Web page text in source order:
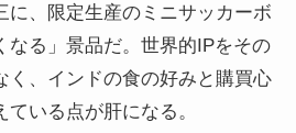
に、限定生産のミニサッカーボ
なる」景品だ。世界的IPをその
く、インドの食の好みと購買心
いる点が肝になる。